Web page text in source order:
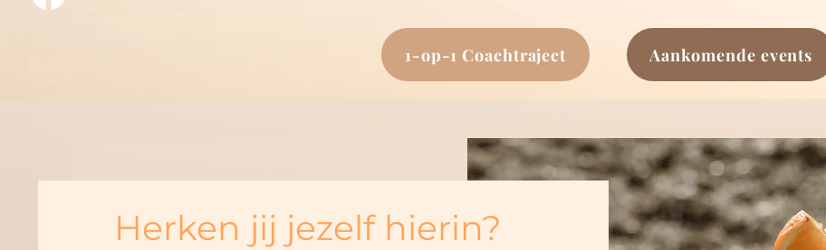
1-op-1 Coachtraject Aankomende events
Herken jij jezelf hierin?